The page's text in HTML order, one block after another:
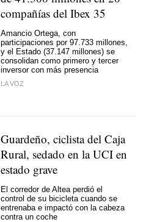
compañías del Ibex 35
Amancio Ortega, con
participaciones por 97.733 millones,
y el Estado (37.147 millones) se
consolidan como primero y tercer
inversor con más presencia
LA VOZ
Guardeño, ciclista del Caja
Rural, sedado en la UCI en
estado grave
El corredor de Altea perdió el
control de su bicicleta cuando se
entrenaba e impactó con la cabeza
contra un coche